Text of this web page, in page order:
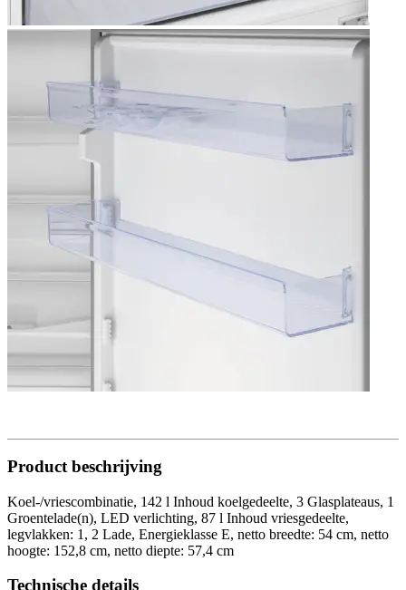
Product beschrijving
Koel-/vriescombinatie, 142 l Inhoud koelgedeelte, 3 Glasplateaus, 1
Groentelade(n), LED verlichting, 87 l Inhoud vriesgedeelte,
legvlakken: 1, 2 Lade, Energieklasse E, netto breedte: 54 cm, netto
hoogte: 152,8 cm, netto diepte: 57,4 cm
Technische details